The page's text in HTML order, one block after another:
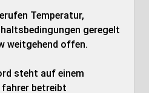
Temperatur,
geregelt
weitgehend offen.